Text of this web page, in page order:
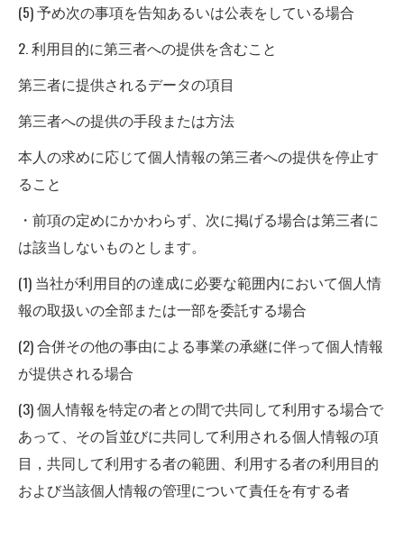
(5) 予め次の事項を告知あるいは公表をしている場合
2. 利用目的に第三者への提供を含むこと
第三者に提供されるデータの項目
第三者への提供の手段または方法
本人の求めに応じて個人情報の第三者への提供を停止す
ること
・前項の定めにかかわらず、次に掲げる場合は第三者に
は該当しないものとします。
(1) 当社が利用目的の達成に必要な範囲内において個人情
報の取扱いの全部または一部を委託する場合
(2) 合併その他の事由による事業の承継に伴って個人情報
が提供される場合
(3) 個人情報を特定の者との間で共同して利用する場合で
あって、その旨並びに共同して利用される個人情報の項
目，共同して利用する者の範囲、利用する者の利用目的
および当該個人情報の管理について責任を有する者